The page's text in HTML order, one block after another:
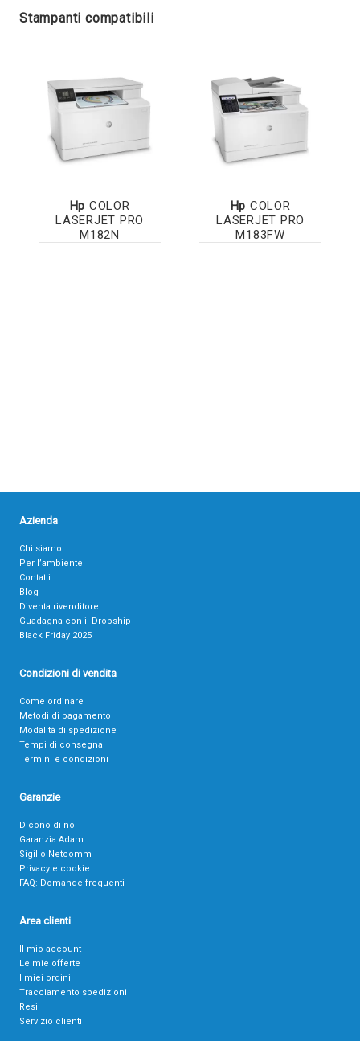
Stampanti compatibili
Hp COLOR
LASERJET PRO
M182N
Hp COLOR
LASERJET PRO
M183FW
Azienda
Chi siamo
Per l’ambiente
Contatti
Blog
Diventa rivenditore
Guadagna con il Dropship
Black Friday 2025
Condizioni di vendita
Come ordinare
Metodi di pagamento
Modalità di spedizione
Tempi di consegna
Termini e condizioni
Garanzie
Dicono di noi
Garanzia Adam
Sigillo Netcomm
Privacy e cookie
FAQ: Domande frequenti
Area clienti
Il mio account
Le mie offerte
I miei ordini
Tracciamento spedizioni
Resi
Servizio clienti